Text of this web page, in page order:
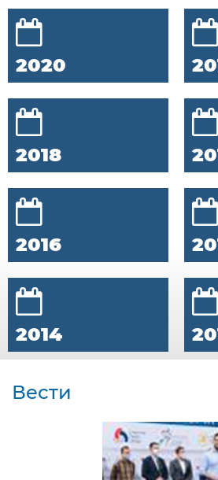
2020
2018
2016
2014
Вести